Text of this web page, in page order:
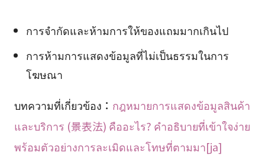
การจำกัดและห้ามการให้ของแถมมากเกินไป
การห้ามการแสดงข้อมูลที่ไม่เป็นธรรมในการ
โฆษณา
บทความที่เกี่ยวข้อง： กฎหมายการแสดงข้อมูลสินค้า
และบริการ (景表法) คืออะไร? คำอธิบายที่เข้าใจง่าย
พร้อมตัวอย่างการละเมิดและโทษที่ตามมา[ja]